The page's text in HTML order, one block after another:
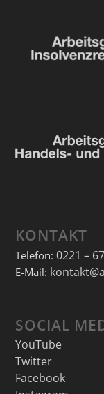
KONTAKT
Telefon: 0221 –
E-Mail:
SOCIAL
YouTube
Twitter
Facebook